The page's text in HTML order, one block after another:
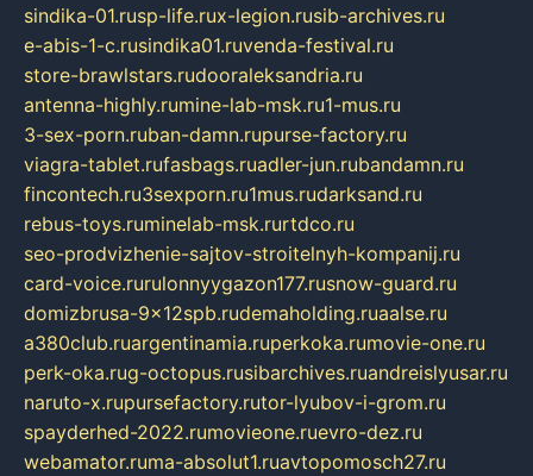
sindika-01.rusp-life.rux-legion.rusib-archives.ru
e-abis-1-c.rusindika01.ruvenda-festival.ru
store-brawlstars.rudooraleksandria.ru
antenna-highly.rumine-lab-msk.ru1-mus.ru
3-sex-porn.ruban-damn.rupurse-factory.ru
viagra-tablet.rufasbags.ruadler-jun.rubandamn.ru
fincontech.ru3sexporn.ru1mus.rudarksand.ru
rebus-toys.ruminelab-msk.rurtdco.ru
seo-prodvizhenie-sajtov-stroitelnyh-kompanij.ru
card-voice.rurulonnyygazon177.rusnow-guard.ru
domizbrusa-9x12spb.rudemaholding.ruaalse.ru
a380club.ruargentinamia.ruperkoka.rumovie-one.ru
perk-oka.rug-octopus.rusibarchives.ruandreislyusar.ru
naruto-x.rupursefactory.rutor-lyubov-i-grom.ru
spayderhed-2022.rumovieone.ruevro-dez.ru
webamator.ruma-absolut1.ruavtopomosch27.ru